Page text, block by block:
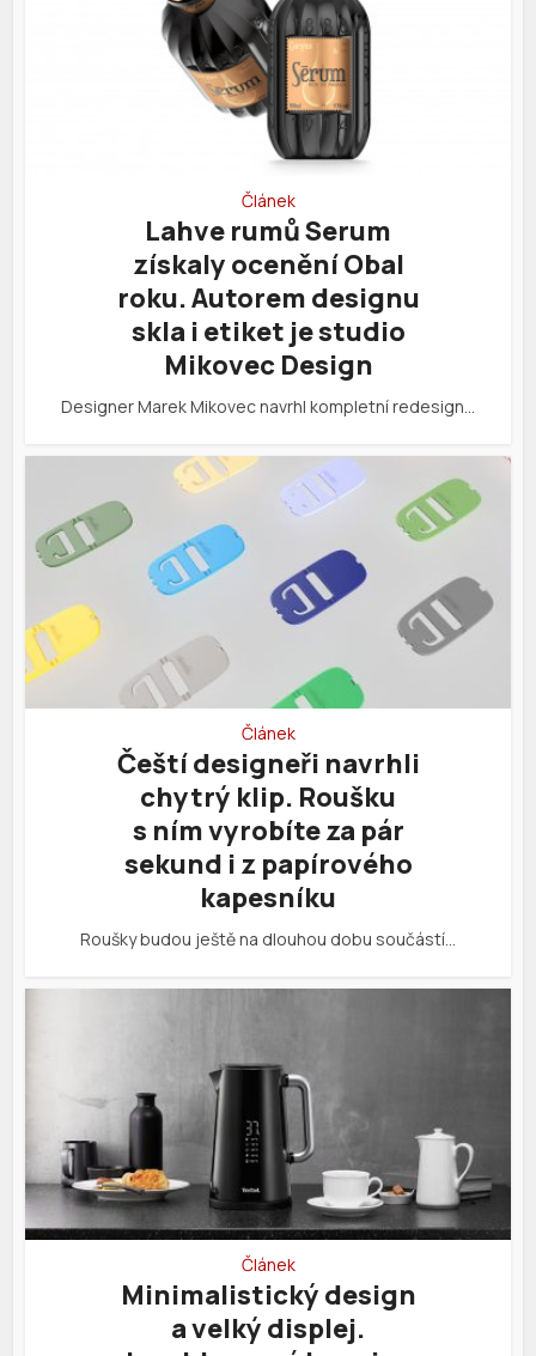
Článek
Lahve rumů Serum
získaly ocenění Obal
roku. Autorem designu
skla i etiket je studio
Mikovec Design
Designer Marek Mikovec navrhl kompletní redesign…
Článek
Čeští designeři navrhli
chytrý klip. Roušku
s ním vyrobíte za pár
sekund i z papírového
kapesníku
Roušky budou ještě na dlouhou dobu součástí…
Článek
Minimalistický design
a velký displej.